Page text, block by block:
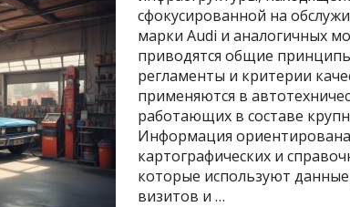
сфокусированной на
марки Audi и аналогичных
приводятся общие
регламенты и критерии
применяются в
работающих в составе
Информация
картографических и
которые используют
визитов и …